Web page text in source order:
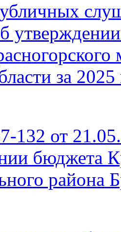
за 2025
132 от
бюджета
района